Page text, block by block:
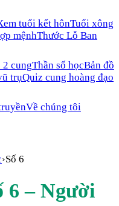
tuổi kết hônTuổi xông
mệnhThước Lỗ Ban
2 cungThần số họcBản đồ
trụQuiz cung hoàng đạo
Về chúng tôi
›Số 6
6 – Người